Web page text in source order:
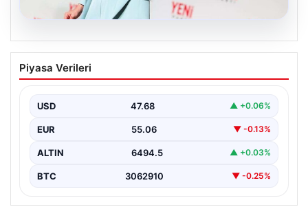
Manisa’da Rüşvet Soruşturması: Yeni
Parti İl Başkanı İlksen Özalper
Manisa'da yaşanan rüşvet operasyonu kapsamında
gözaltına…
Piyasa Verileri
USD 47.68 ▲ +0.06%
EUR 55.06 ▼ -0.13%
ALTIN 6494.5 ▲ +0.03%
BTC 3062910 ▼ -0.25%